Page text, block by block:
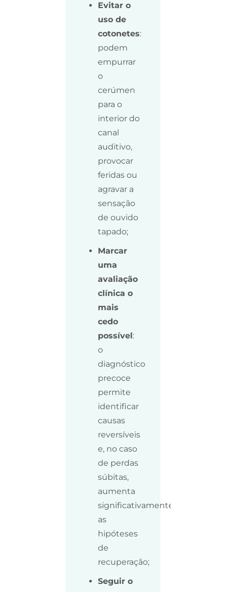
Evitar o
uso de
cotonetes:
podem
empurrar
o
cerúmen
para o
interior do
canal
auditivo,
provocar
feridas ou
agravar a
sensação
de ouvido
tapado;
Marcar
uma
avaliação
clínica o
mais
cedo
possível:
o
diagnóstico
precoce
permite
identificar
causas
reversíveis
e, no caso
de perdas
súbitas,
aumenta
significativamente
as
hipóteses
de
recuperação;
Seguir o